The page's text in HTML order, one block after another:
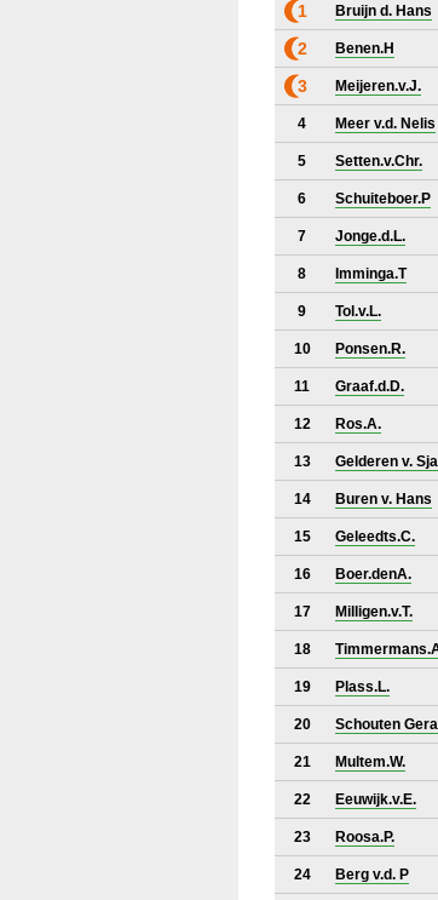
1 Bruijn d. Hans
2 Benen.H
3 Meijeren.v.J.
4 Meer v.d. Nelis
5 Setten.v.Chr.
6 Schuiteboer.P
7 Jonge.d.L.
8 Imminga.T
9 Tol.v.L.
10 Ponsen.R.
11 Graaf.d.D.
12 Ros.A.
13 Gelderen v.
14 Buren v. Hans
15 Geleedts.C.
16 Boer.denA.
17 Milligen.v.T.
18
19 Plass.L.
20 Schouten
21 Multem.W.
22 Eeuwijk.v.E.
23 Roosa.P.
24 Berg v.d. P